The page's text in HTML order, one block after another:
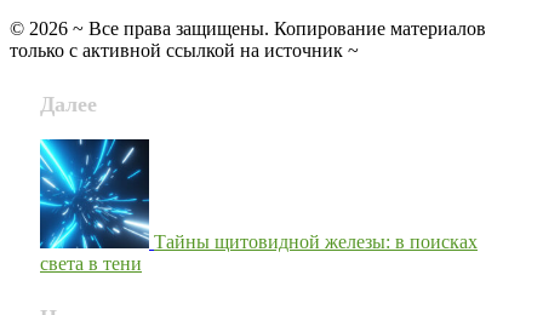
© 2026 ~ Все права защищены. Копирование материалов
только с активной ссылкой на источник ~
Далее
Тайны щитовидной железы: в поисках
света в тени